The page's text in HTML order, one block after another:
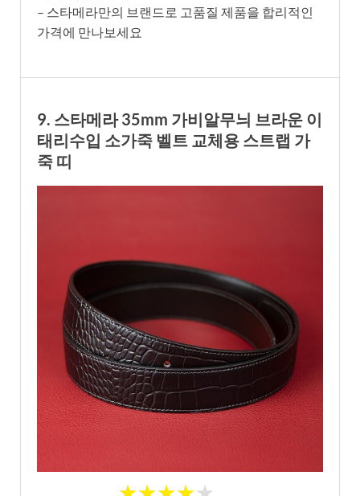
– 스타메라만의 브랜드로 고품질 제품을 합리적인
가격에 만나보세요
9. 스타메라 35mm 가비알무늬 브라운 이
태리수입 소가죽 벨트 교체용 스트랩 가
죽 띠
★★★★★
★★★★★